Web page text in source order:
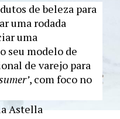
de beleza para
uma rodada
uma
seu modelo de
de varejo para
, com foco no
Astella